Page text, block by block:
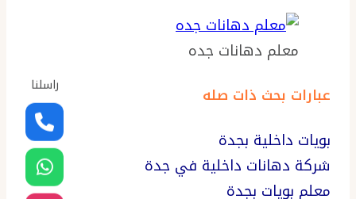
معلم دهانات جده
عبارات بحث ذات صله
بويات داخلية بجدة
شركة دهانات داخلية في جدة
معلم بويات بجدة
راسلنا